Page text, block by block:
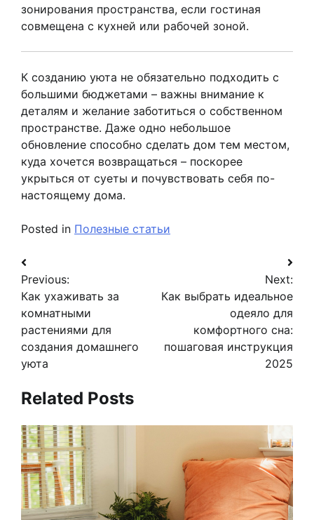
зонирования пространства, если гостиная
совмещена с кухней или рабочей зоной.
К созданию уюта не обязательно подходить с
большими бюджетами – важны внимание к
деталям и желание заботиться о собственном
пространстве. Даже одно небольшое
обновление способно сделать дом тем местом,
куда хочется возвращаться – поскорее
укрыться от суеты и почувствовать себя по-
настоящему дома.
Posted in Полезные статьи
Навигация
по
записям
Previous:
Как ухаживать за
комнатными
растениями для
создания домашнего
уюта
Next:
Как выбрать идеальное
одеяло для
комфортного сна:
пошаговая инструкция
2025
Related Posts